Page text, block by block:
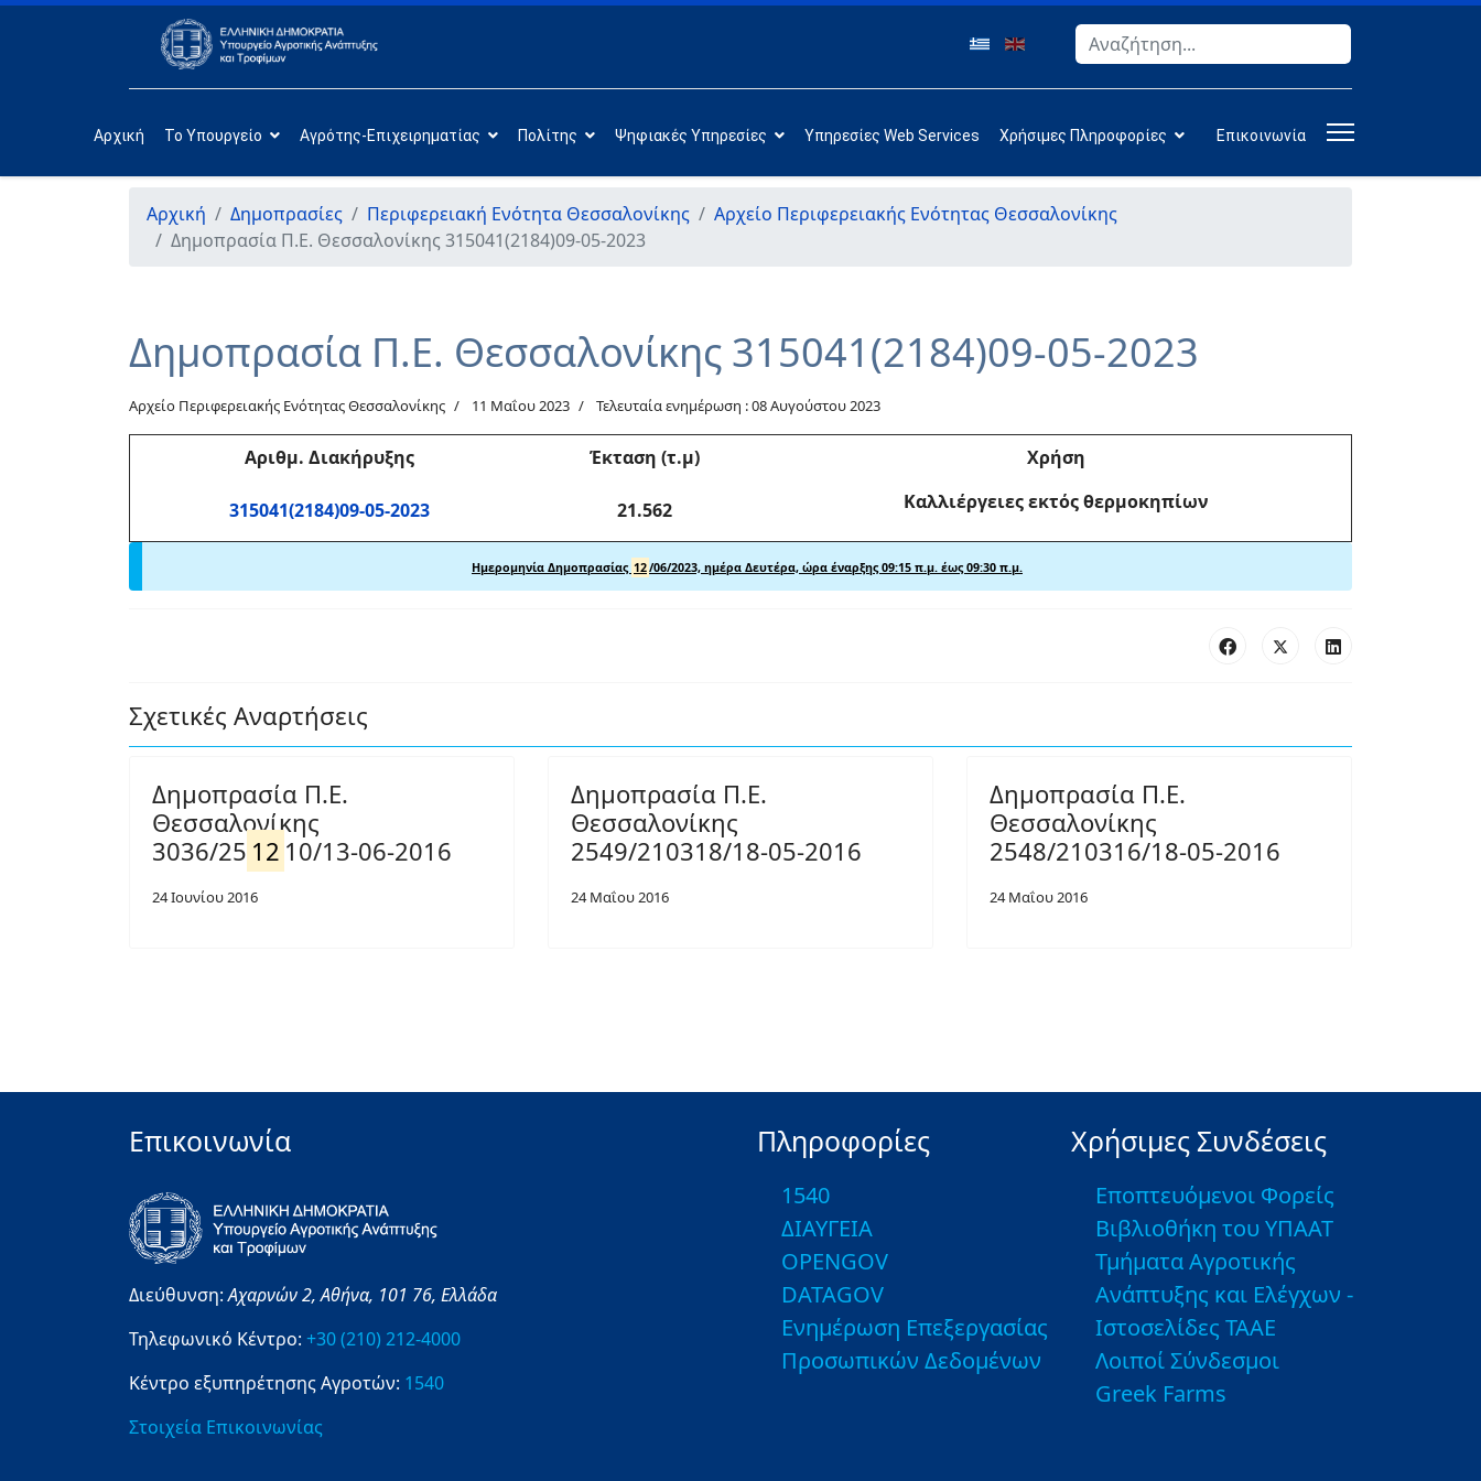
Αναζήτηση
Αρχική Το Υπουργείο Αγρότης-Επιχειρηματίας Πολίτης Ψηφιακές Υπηρεσίες Υπηρεσίες Web Services Χρήσιμες Πληροφορίες Επικοινωνία
Αρχική Δημοπρασίες Περιφερειακή Ενότητα Θεσσαλονίκης
Αρχείο Περιφερειακής Ενότητας Θεσσαλονίκης
Δημοπρασία Π.Ε. Θεσσαλονίκης 315041(2184)09-05-2023
Δημοπρασία Π.Ε. Θεσσαλονίκης 315041(2184)09-05-2023
Αρχείο Περιφερειακής Ενότητας Θεσσαλονίκης 11 Μαΐου 2023 Τελευταία ενημέρωση : 08 Αυγούστου 2023
Αριθμ. Διακήρυξης Έκταση (τ.μ) Χρήση
315041(2184)09-05-2023 21.562 Καλλιέργειες εκτός θερμοκηπίων
Ημερομηνία Δημοπρασίας 12/06/2023, ημέρα Δευτέρα, ώρα έναρξης 09:15 π.μ. έως 09:30 π.μ.
Σχετικές Αναρτήσεις
Δημοπρασία Π.Ε.
Θεσσαλονίκης
3036/25 12 10/13-06-2016
24 Ιουνίου 2016
Δημοπρασία Π.Ε.
Θεσσαλονίκης
2549/210318/18-05-2016
24 Μαΐου 2016
Δημοπρασία Π.Ε.
Θεσσαλονίκης
2548/210316/18-05-2016
24 Μαΐου 2016
Επικοινωνία
Διεύθυνση:Αχαρνών 2,Αθήνα, 101 76, Ελλάδα
Τηλεφωνικό Κέντρο: +30 (210) 212-4000
Κέντρο εξυπηρέτησης Αγροτών: 1540
Στοιχεία Επικοινωνίας
Πληροφορίες
1540
ΔΙΑΥΓΕΙΑ
OPENGOV
DATAGOV
Ενημέρωση Επεξεργασίας
Προσωπικών Δεδομένων
Χρήσιμες Συνδέσεις
Εποπτευόμενοι Φορείς
Βιβλιοθήκη του ΥΠΑΑΤ
Τμήματα Αγροτικής
Ανάπτυξης και Ελέγχων -
Ιστοσελίδες ΤΑΑΕ
Λοιποί Σύνδεσμοι
Greek Farms